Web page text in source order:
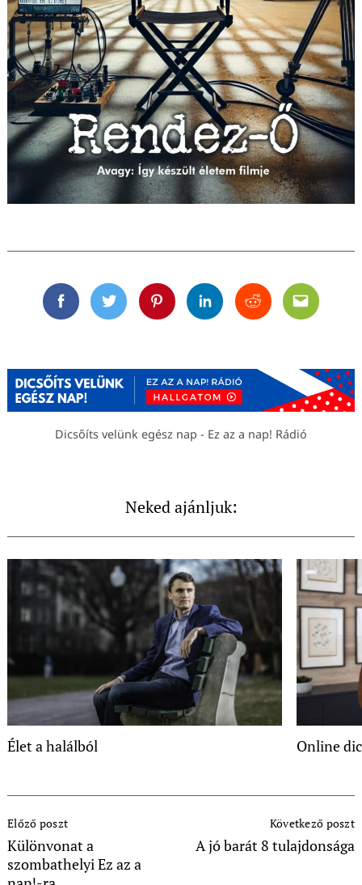
FacebookTwitterPinterestLinkedinRedditEmail
Dicsőíts velünk egész nap - Ez az a nap! Rádió
Neked ajánljuk:
Élet a halálból Online
Navigation
Előző poszt
Különvonat a
szombathelyi Ez az a
Következő poszt
A jó barát 8 tulajdonsága